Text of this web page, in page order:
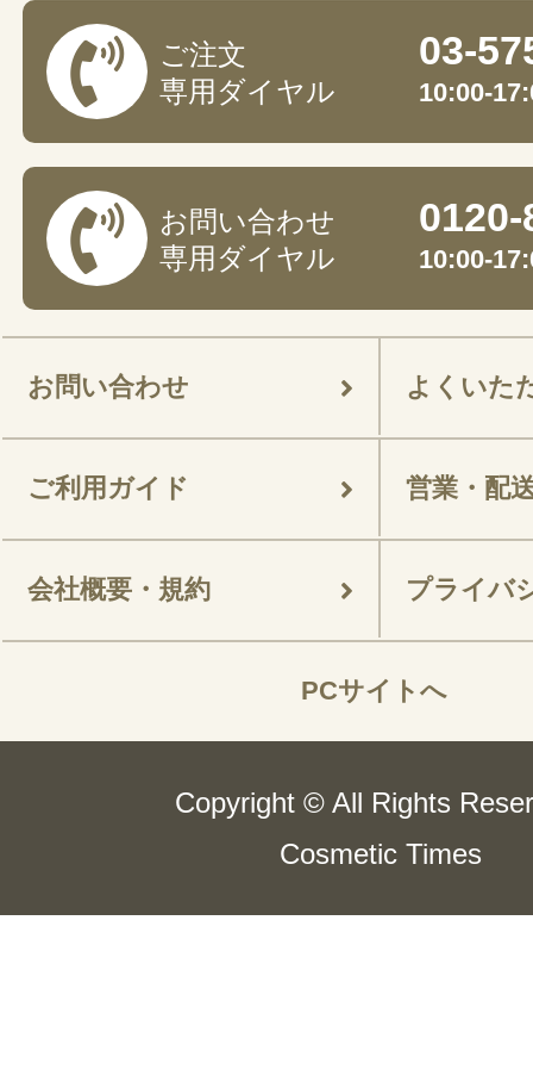
ご注文
専用ダイヤル
03-
10:00-
お問い合わせ
専用ダイヤル
10:00-
お問い合わせ よくいた
ご利用ガイド 営業・配
会社概要・規約 プライバ
PCサイトへ
Copyright © All Rights
Cosmetic Times